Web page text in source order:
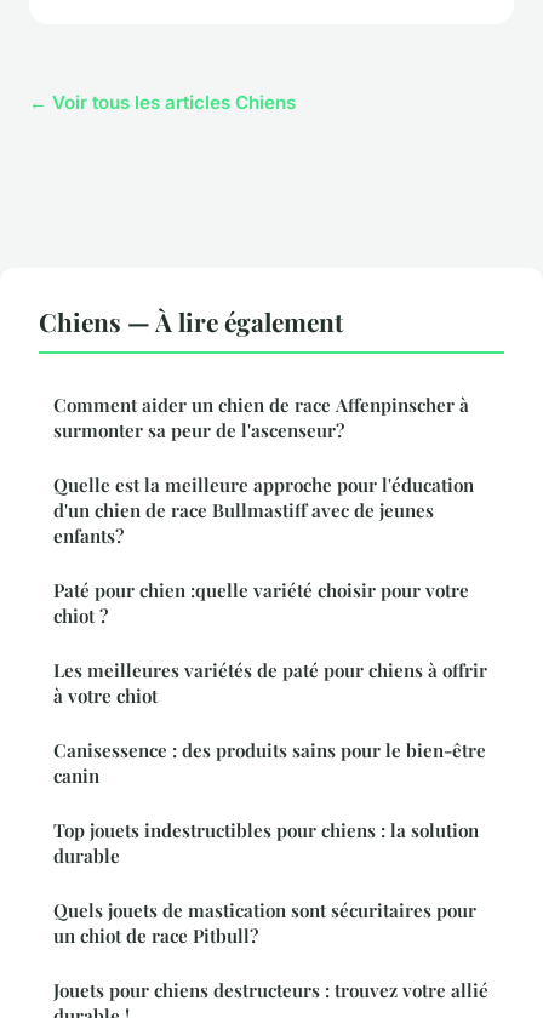
← Voir tous les articles Chiens
Chiens — À lire également
Comment aider un chien de race Affenpinscher à
surmonter sa peur de l'ascenseur?
Quelle est la meilleure approche pour l'éducation
d'un chien de race Bullmastiff avec de jeunes
enfants?
Paté pour chien :quelle variété choisir pour votre
chiot ?
Les meilleures variétés de paté pour chiens à offrir
à votre chiot
Canisessence : des produits sains pour le bien-être
canin
Top jouets indestructibles pour chiens : la solution
durable
Quels jouets de mastication sont sécuritaires pour
un chiot de race Pitbull?
Jouets pour chiens destructeurs : trouvez votre allié